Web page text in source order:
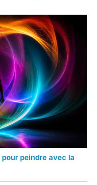
peindre avec la